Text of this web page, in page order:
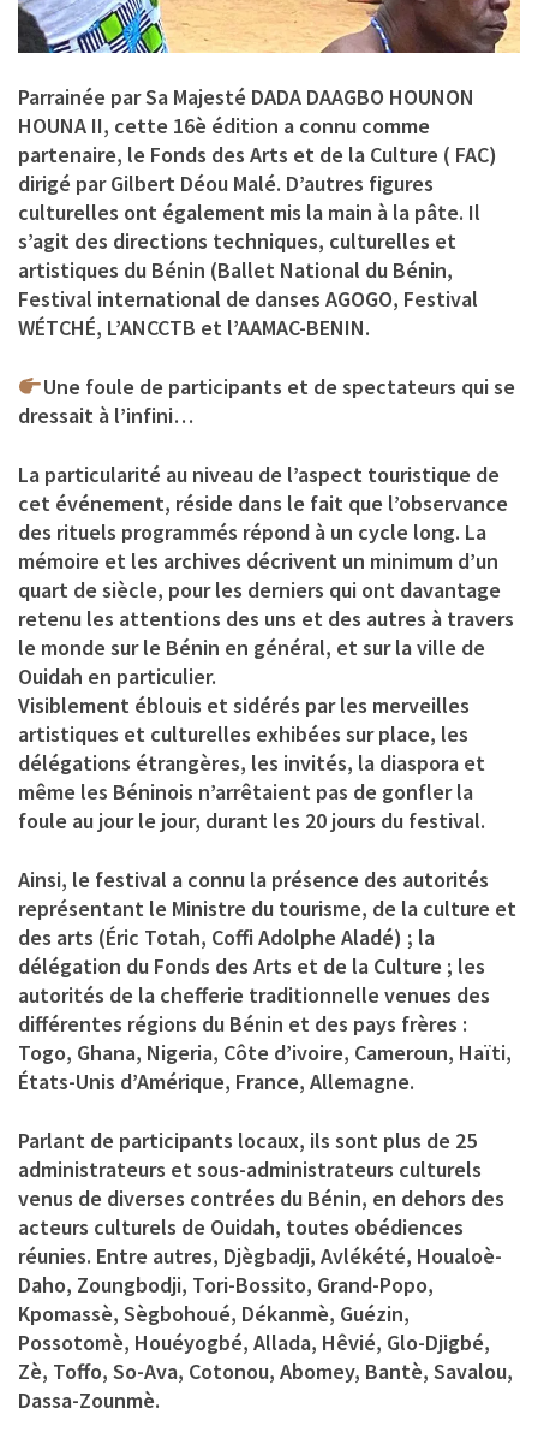
Parrainée par Sa Majesté DADA DAAGBO HOUNON
HOUNA II, cette 16è édition a connu comme
partenaire, le Fonds des Arts et de la Culture ( FAC)
dirigé par Gilbert Déou Malé. D’autres figures
culturelles ont également mis la main à la pâte. Il
s’agit des directions techniques, culturelles et
artistiques du Bénin (Ballet National du Bénin,
Festival international de danses AGOGO, Festival
WÉTCHÉ, L’ANCCTB et l’AAMAC-BENIN.
Une foule de participants et de spectateurs qui se
dressait à l’infini…
La particularité au niveau de l’aspect touristique de
cet événement, réside dans le fait que l’observance
des rituels programmés répond à un cycle long. La
mémoire et les archives décrivent un minimum d’un
quart de siècle, pour les derniers qui ont davantage
retenu les attentions des uns et des autres à travers
le monde sur le Bénin en général, et sur la ville de
Ouidah en particulier.
Visiblement éblouis et sidérés par les merveilles
artistiques et culturelles exhibées sur place, les
délégations étrangères, les invités, la diaspora et
même les Béninois n’arrêtaient pas de gonfler la
foule au jour le jour, durant les 20 jours du festival.
Ainsi, le festival a connu la présence des autorités
représentant le Ministre du tourisme, de la culture et
des arts (Éric Totah, Coffi Adolphe Aladé) ; la
délégation du Fonds des Arts et de la Culture ; les
autorités de la chefferie traditionnelle venues des
différentes régions du Bénin et des pays frères :
Togo, Ghana, Nigeria, Côte d’ivoire, Cameroun, Haïti,
États-Unis d’Amérique, France, Allemagne.
Parlant de participants locaux, ils sont plus de 25
administrateurs et sous-administrateurs culturels
venus de diverses contrées du Bénin, en dehors des
acteurs culturels de Ouidah, toutes obédiences
réunies. Entre autres, Djègbadji, Avlékété, Houaloè-
Daho, Zoungbodji, Tori-Bossito, Grand-Popo,
Kpomassè, Sègbohoué, Dékanmè, Guézin,
Possotomè, Houéyogbé, Allada, Hêvié, Glo-Djigbé,
Zè, Toffo, So-Ava, Cotonou, Abomey, Bantè, Savalou,
Dassa-Zounmè.